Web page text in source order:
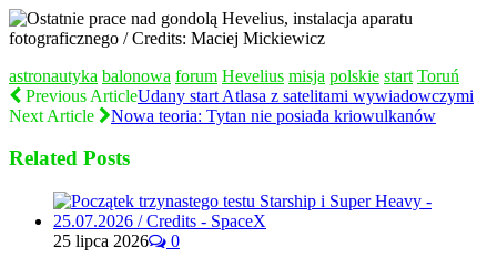
astronautyka balonowa forum Hevelius misja polskie start Toruń
Previous ArticleUdany start Atlasa z satelitami wywiadowczymi
Next Article
Nowa teoria: Tytan nie posiada kriowulkanów
Related Posts
25 lipca 2026 0